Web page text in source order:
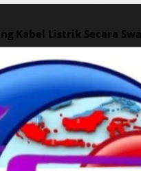
Kabel Listrik Secara